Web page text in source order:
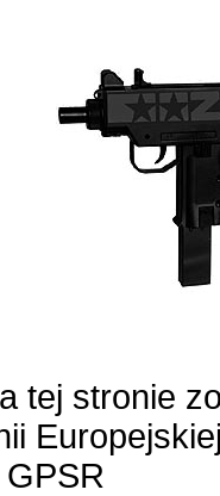
tej stronie